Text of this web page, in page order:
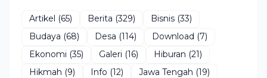
Artikel (65) Berita (329) Bisnis (33)
Budaya (68) Desa (114) Download (7)
Ekonomi (35) Galeri (16) Hiburan (21)
Hikmah (9) Info (12) Jawa Tengah (19)